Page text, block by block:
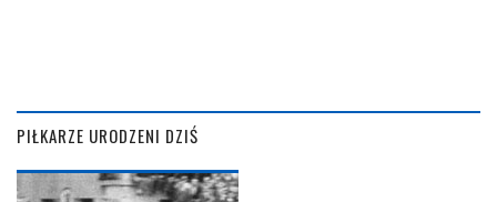
PIŁKARZE URODZENI DZIŚ